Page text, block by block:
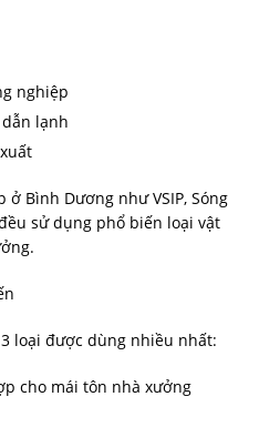
nghiệp
lạnh
Bình Dương như VSIP, Sóng
sử dụng phổ biến loại vật
loại được dùng nhiều nhất:
cho mái tôn nhà xưởng